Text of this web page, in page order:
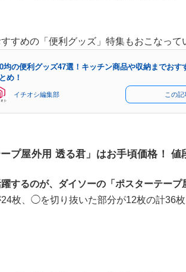
すめの「便利グッズ」特集もおこなって
均の便利グッズ47選！キッチン商品や収納までおす
め！
イチオシ編集部 この
プ屋外用 透る君」はお手頃価格！ 値
するのが、ダイソーの「ポスターテープ
枚、◯を切り抜いた部分が12枚の計36枚